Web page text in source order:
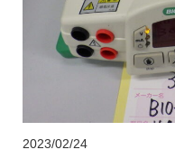
2023/02/24